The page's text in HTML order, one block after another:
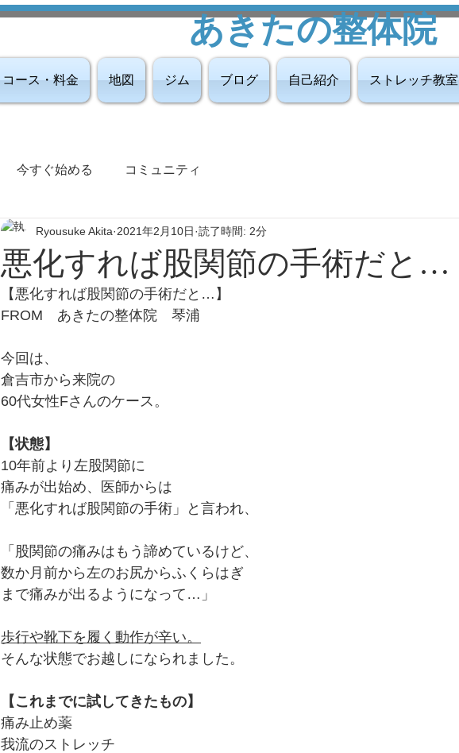
あきたの整体院
コース・料金 地図 ジム ブログ 自己紹介 ストレッチ教室
今すぐ始める コミュニティ
悪化すれば股関節の手術だと…
Ryousuke Akita 2021年2月10日 読了時間: 2分
【悪化すれば股関節の手術だと…】
FROM　あきたの整体院　琴浦
今回は、
倉吉市から来院の
60代女性Fさんのケース。
【状態】
10年前より左股関節に
痛みが出始め、医師からは
「悪化すれば股関節の手術」と言われ、
「股関節の痛みはもう諦めているけど、
数か月前から左のお尻からふくらはぎ
まで痛みが出るようになって…」
歩行や靴下を履く動作が辛い。
そんな状態でお越しになられました。
【これまでに試してきたもの】
痛み止め薬
我流のストレッチ